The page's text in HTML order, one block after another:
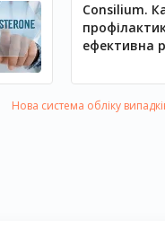
Consilium.
ефективна
Нова система обліку